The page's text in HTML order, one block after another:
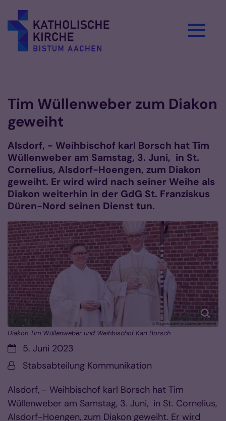
Tim Wüllenweber zum Diakon
geweiht
Alsdorf, - Weihbischof karl Borsch hat Tim
Wüllenweber am Samstag, 3. Juni, in St.
Cornelius, Alsdorf-Hoengen, zum Diakon
geweiht. Er wird wird nach seiner Weihe als
Diakon weiterhin in der GdG St. Franziskus
Düren-Nord seinen Dienst tun.
© Bistum Aachen/Andreas Steindl
Diakon Tim Wüllenweber und Weihbischof Karl Borsch
Datum:5. Juni 2023
Von:Stabsabteilung Kommunikation
Alsdorf, - Weihbischof karl Borsch hat Tim
Wüllenweber am Samstag, 3. Juni, in St. Cornelius,
Alsdorf-Hoengen, zum Diakon geweiht. Er wird